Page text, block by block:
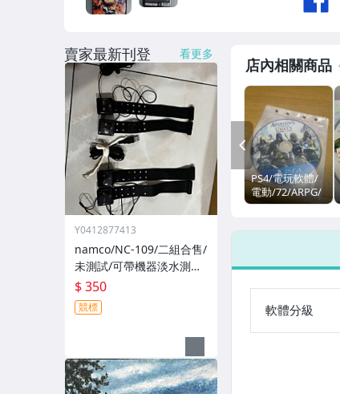
店內相關商品
PS4/電玩軟體/
電動/72/ARPG/
動作角色扮演/
命/裸片/遊戲/非
品/下標前請細
讀商品內容)
PREV
軟體分級
賣家最新刊登 看更多
Y0412877413
namco/NC-109/二組合售/
未測試/可帶機器淡水測試/
郵寄不能退貨/PS3 GunCo
n 3 專用感應線 (Time Cris
is 4 專用)
$ 350
競標